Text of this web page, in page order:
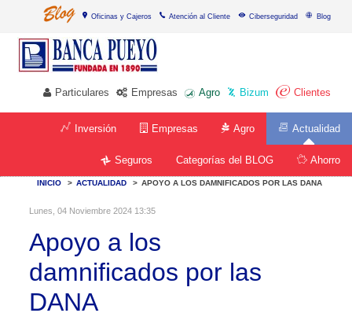
Oficinas y Cajeros Atención al Cliente Ciberseguridad Blog
Particulares Empresas Agro Bizum Clientes
Actualidad
Agro
Empresas
Inversión
Ahorro
Categorías del BLOG
Seguros
INICIO > ACTUALIDAD > APOYO A LOS DAMNIFICADOS POR LAS DANA
Lunes, 04 Noviembre 2024 13:35
Apoyo a los
damnificados por las
DANA